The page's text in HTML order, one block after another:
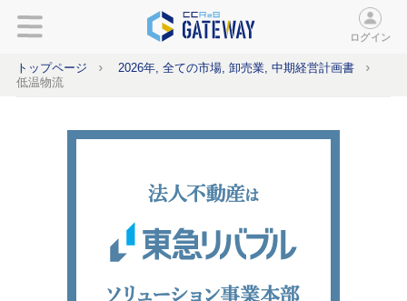
ログイン
トップページ
2026年, 全ての市場, 卸売業, 中期経営計画書
低温物流